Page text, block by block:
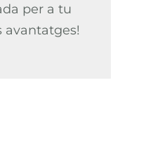
per a tu
avantatges!